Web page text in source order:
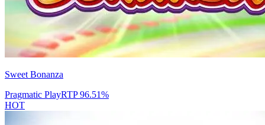
Sweet Bonanza
Pragmatic PlayRTP96.51%
HOT